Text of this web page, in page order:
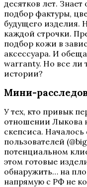
десятков лет.
подбор фактуры,
будущего изделия.
каждой строчки.
подбор кожи в
аксессуара. И
warranty. Но все ли
истории?
Мини-
У тех, кто привык
отношении Лыкова
скепсиса.
пользователей
потенциальном
этом готовые
обнаружить… на
напрямую с РФ не